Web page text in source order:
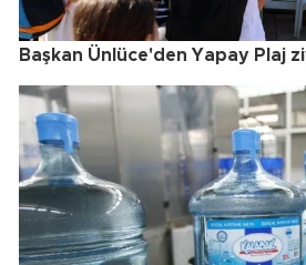
Başkan Ünlüce'den Yapay Plaj